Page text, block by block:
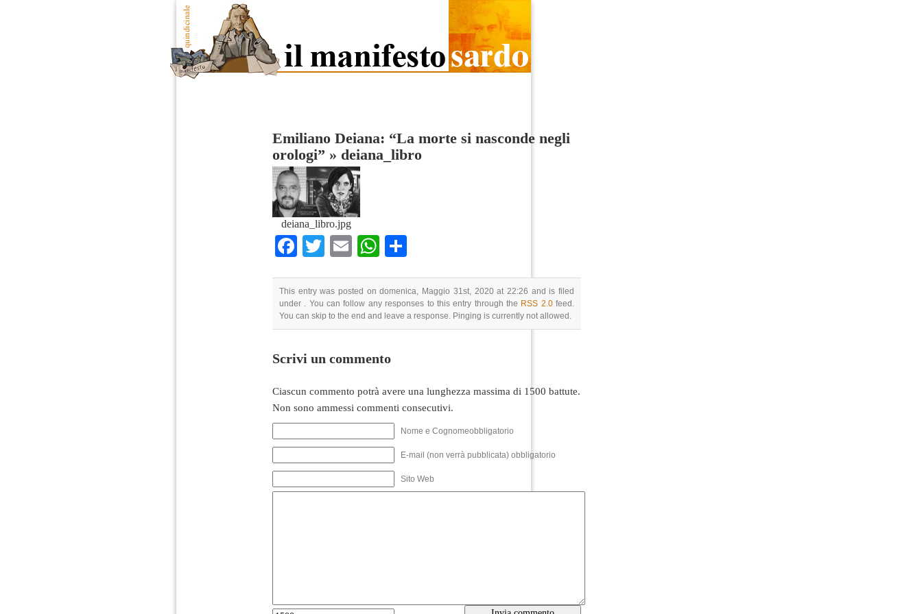
Emiliano Deiana: “La morte si nasconde negli
orologi” » deiana_libro
deiana_libro.jpg
Facebook
TwitterEmailWhatsApp
This entry was posted on domenica, Maggio 31st, 2020 at 22:26 and is filed
under . You can follow any responses to this entry through the RSS 2.0feed.
You can skip to the end and leave a response. Pinging is currently not allowed.
Scrivi un commento
Ciascun commento potrà avere una lunghezza massima di 1500 battute.
Non sono ammessi commenti consecutivi.
Nome e Cognomeobbligatorio
E-mail (non verrà pubblicata) obbligatorio
Sito Web